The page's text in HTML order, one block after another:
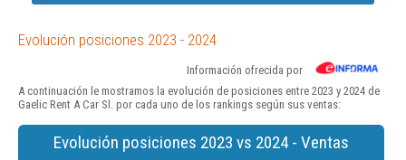
Evolución posiciones 2023 - 2024
Información ofrecida por
A continuación le mostramos la evolución de posiciones entre 2023 y 2024 de
Gaelic Rent A Car Sl. por cada uno de los rankings según sus ventas:
Evolución posiciones 2023 vs 2024 - Ventas